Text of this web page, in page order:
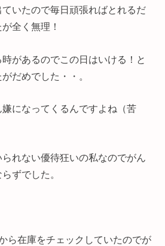
いたので毎日頑張ればとれるだ
全く無理！
があるのでこの日はいける！と
だめでした・・。
になってくるんですよね（苦
れない優待狂いの私なのでがん
ずでした。
ら在庫をチェックしていたのでが